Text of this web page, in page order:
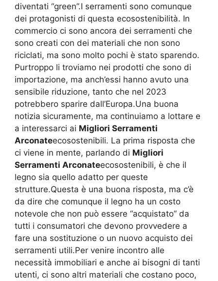
diventati “green”.I serramenti sono comunque
dei protagonisti di questa ecosostenibilità. In
commercio ci sono ancora dei serramenti che
sono creati con dei materiali che non sono
riciclati, ma sono molto pochi è stato sparendo.
Purtroppo li troviamo nei prodotti che sono di
importazione, ma anch’essi hanno avuto una
sensibile riduzione, tanto che nel 2023
potrebbero sparire dall’Europa.Una buona
notizia sicuramente, ma continuiamo a lottare e
a interessarci ai Migliori Serramenti
Arconateecosostenibili. La prima risposta che
ci viene in mente, parlando di Migliori
Serramenti Arconateecosostenibili, è che il
legno sia quello adatto per queste
strutture.Questa è una buona risposta, ma c’è
da dire che comunque il legno ha un costo
notevole che non può essere “acquistato” da
tutti i consumatori che devono provvedere a
fare una sostituzione o un nuovo acquisto dei
serramenti utili.Per venire incontro alle
necessità immobiliari e anche ai bisogni di tanti
utenti, ci sono altri materiali che costano poco,